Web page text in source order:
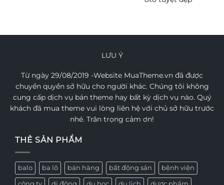
LƯU Ý
Từ ngày 29/08/2019 -Website MuaTheme.vn đã được
chuyển quyền sở hữu cho người khác. Chúng tôi không
cung cấp dịch vụ bán theme hay bất kỳ dịch vụ nào. Quý
khách đã mua theme vui lòng liên hệ với chủ sở hữu trước
nhé. Trân trọng cảm ơn!
THẺ SẢN PHẨM
balo ba lô bán hàng bất động sản bệnh viện